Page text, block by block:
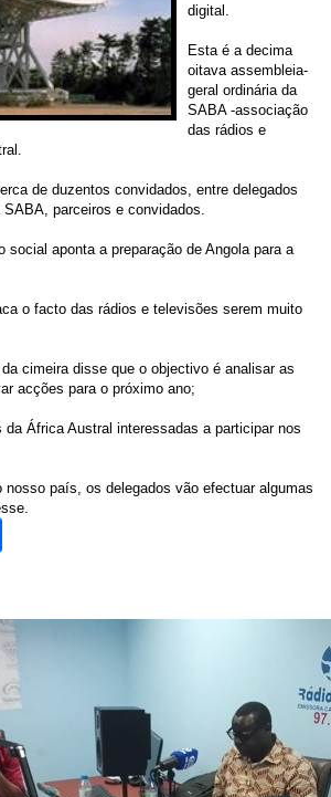
digital.
Esta é a decima
oitava assembleia-
geral ordinária da
SABA -associação
das rádios e
de duzentos convidados, entre delegados
parceiros e convidados.
social aponta a preparação de Angola para a
o facto das rádios e televisões serem muito
cimeira disse que o objectivo é analisar as
acções para o próximo ano;
África Austral interessadas a participar nos
nosso país, os delegados vão efectuar algumas